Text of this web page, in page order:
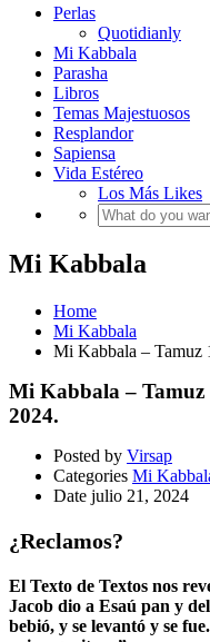
Perlas
Quotidianly
Mi Kabbala
Parasha
Libros
Temas Majestuosos
Resplandor
Sapiensa
Vida Estéreo
Los Más Likes
Mi Kabbala
Home
Mi Kabbala
Mi Kabbala – Tamuz
Mi Kabbala – Tamuz
2024.
Posted by Virsap
Categories Mi
Date julio 21, 2024
¿Reclamos?
El Texto de Textos nos
Jacob dio a Esaú pan y
bebió, y se levantó y se